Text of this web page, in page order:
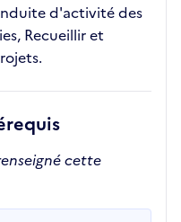
d'activité des
Recueillir et
cette